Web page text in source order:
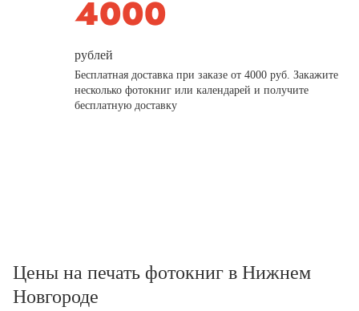
рублей
Бесплатная доставка при заказе от 4000 руб. Закажите
несколько фотокниг или календарей и получите
бесплатную доставку
Цены на печать фотокниг в Нижнем
Новгороде